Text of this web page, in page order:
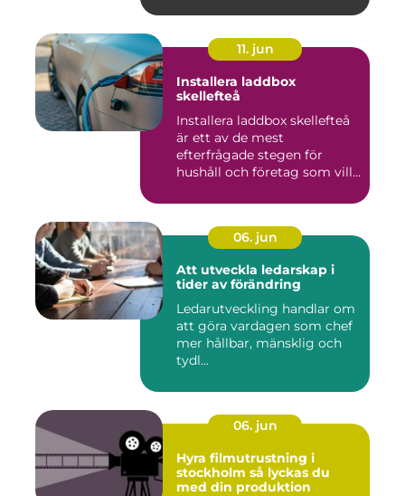
11. jun
Installera laddbox
skellefteå
Installera laddbox skellefteå
är ett av de mest
efterfrågade stegen för
hushåll och företag som vill...
06. jun
Att utveckla ledarskap i
tider av förändring
Ledarutveckling handlar om
att göra vardagen som chef
mer hållbar, mänsklig och
tydl...
06. jun
Hyra filmutrustning i
stockholm så lyckas du
med din produktion